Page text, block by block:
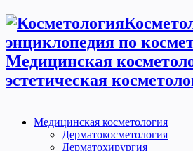
энциклопедия по
Медицинская
эстетическая
Медицинская косметология
Дерматокосметология
Дерматохирургия